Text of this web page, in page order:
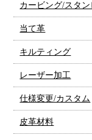
カービング/スタ
当て革
キルティング
レーザー加工
仕様変更/カスタム
皮革材料